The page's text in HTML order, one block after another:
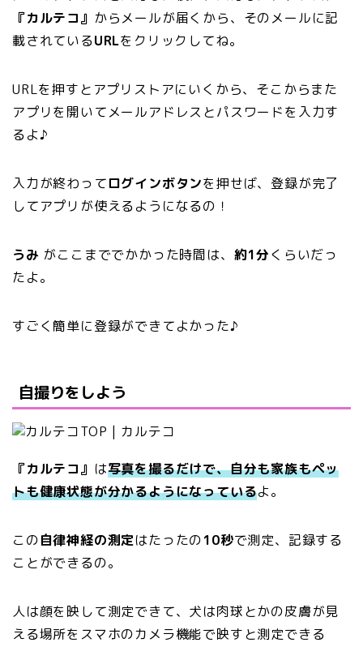
『カルテコ』 からメールが届くから、そのメールに記
載されているURLをクリックしてね。
URLを押すとアプリストアにいくから、そこからまた
アプリを開いてメールアドレスとパスワードを入力す
るよ♪
入力が終わってログインボタンを押せば、登録が完了
してアプリが使えるようになるの！
うみ がここまででかかった時間は、 約1分くらいだっ
たよ。
すごく簡単に登録ができてよかった♪
自撮りをしよう
『カルテコ』 は写真を撮るだけで、自分も家族もペッ
トも健康状態が分かるようになっているよ。
この自律神経の測定はたったの10秒で測定、記録する
ことができるの。
人は顔を映して測定できて、犬は肉球とかの皮膚が見
える場所をスマホのカメラ機能で映すと測定できる